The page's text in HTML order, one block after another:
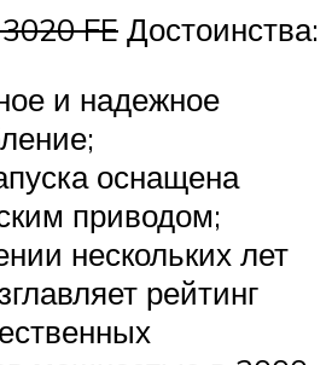
FE Достоинства:
и надежное
оснащена
приводом;
нескольких лет
рейтинг